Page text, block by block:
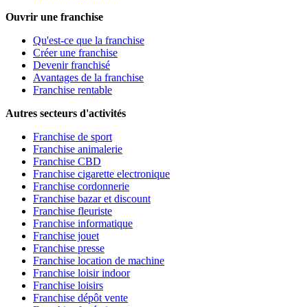
Ouvrir une franchise
Qu'est-ce que la franchise
Créer une franchise
Devenir franchisé
Avantages de la franchise
Franchise rentable
Autres secteurs d'activités
Franchise de sport
Franchise animalerie
Franchise CBD
Franchise cigarette electronique
Franchise cordonnerie
Franchise bazar et discount
Franchise fleuriste
Franchise informatique
Franchise jouet
Franchise presse
Franchise location de machine
Franchise loisir indoor
Franchise loisirs
Franchise dépôt vente